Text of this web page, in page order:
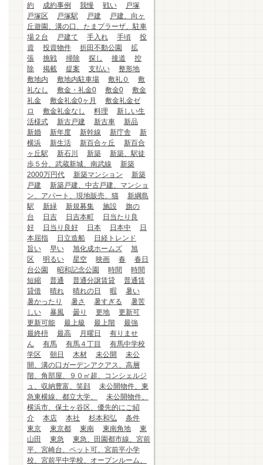
約
成約事例 我慢 戦い
戸塚
戸塚区
戸塚駅 戸建
戸建、向ヶ
丘遊園、溝の口、たまプラーザ、駐車
場２台
戸建て 手入れ 手頃
投
資
投資物件 折田不動公園
拡
張
挑戦 掃除 探し 接道
控
除
掲載 提案 支払い
整形地
敷地内
敷地内駐車場 敷礼０
敷
礼なし
敷金・礼金0 敷金0
敷金
礼金
敷金礼金0ヶ月
敷金礼金ゼ
ロ
敷金礼金なし 料理
新しい生
活様式
新古戸建 新古車
新品
新婚
新年度 新幹線 新庁舎
新
横浜
新生活 新百合ヶ丘
新百合
ヶ丘駅
新石川 新築
新築、駅徒
歩５分、武蔵新城、南武線
新築
2000万円代
新築マンション
新築
戸建
新築戸建、中古戸建、マンショ
ン、アパート、現地販売、猫
新綱島
駅
新緑 新規募集 施設
旗の
台
日吉 日吉本町
日当たり良
好
日当り良好 日本 日本中
日
本屈指
日立造船
日経トレンド
旨い
早い 旭化成ホームズ
旭
区
明るい 星空 映画 春
春日
台公園
昭和記念公園 時間
時間
短縮
普通 普通分譲賃貸
普通賃
貸借
晴れ 晴れの日 暇
暑い
暑かったり
暑さ 暑すぎる
暑苦
しい
暴風 曇り 更地
更新可
更新可能
最上級 最上階
最強
最終枡
最高 月曜日
有りませ
ん
有馬 有馬４丁目
有馬中学校
学区
朝日 木材 未公開
未公
開、溝の口ガーデンアクアス、高層
階、角部屋、９０㎡超、コンシェルジ
ュ、収納豊富、笑顔
未公開物件、東
急東横線、都立大学、
未公開物件、
横浜市、保土ヶ谷区、優先的にご紹
介
本店 本社 杉本和弘
条件
東京
東京都 東南 東南角地
東
山田
東急
東急、田園都市線、宮前
平、宮崎台、ペット可、宮前平小学
校、宮前平中学校、オープンルーム、